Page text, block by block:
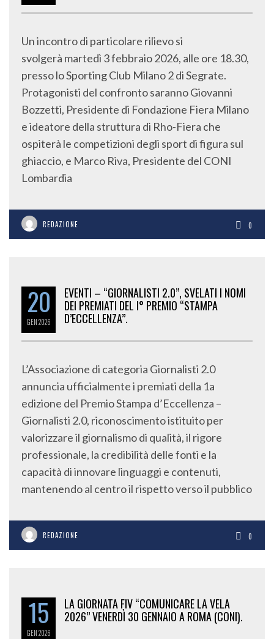
Un incontro di particolare rilievo si
svolgerà martedì 3 febbraio 2026, alle ore 18.30,
presso lo Sporting Club Milano 2 di Segrate.
Protagonisti del confronto saranno Giovanni
Bozzetti, Presidente di Fondazione Fiera Milano
e ideatore della struttura di Rho-Fiera che
ospiterà le competizioni degli sport di figura sul
ghiaccio, e Marco Riva, Presidente del CONI
Lombardia
REDAZIONE 0
20
GEN2026
EVENTI – “GIORNALISTI 2.0”, SVELATI I NOMI
DEI PREMIATI DEL I° PREMIO “STAMPA
D’ECCELLENZA”.
L’Associazione di categoria Giornalisti 2.0
annuncia ufficialmente i premiati della 1a
edizione del Premio Stampa d’Eccellenza –
Giornalisti 2.0, riconoscimento istituito per
valorizzare il giornalismo di qualità, il rigore
professionale, la credibilità delle fonti e la
capacità di innovare linguaggi e contenuti,
mantenendo al centro il rispetto verso il pubblico
REDAZIONE 0
15
GEN2026
LA GIORNATA FIV “COMUNICARE LA VELA
2026” VENERDÌ 30 GENNAIO A ROMA (CONI).